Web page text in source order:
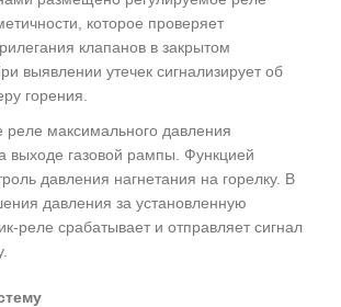
которое проверяет
клапанов в закрытом
выявлении утечек сигнализирует об
горения.
реле максимального давления
выходе газовой рампы. Функцией
давления нагнетания на горелку. В
давления за установленную
реле срабатывает и отправляет сигнал